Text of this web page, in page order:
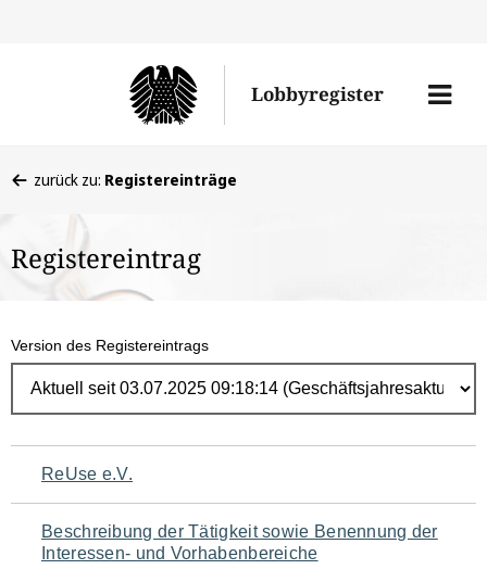
Lobbyregister
Menü
befinden
hier:
zurück zu: Registereinträge
Registereintrag
Version des Registereintrags
Navigation
für
den
ReUse e.V.
Beschreibung der Tätigkeit sowie Benennung der
Interessen- und Vorhabenbereiche